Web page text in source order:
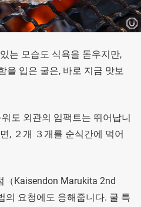
는 모습도 식욕을 돋우지만,
을 입은 굴은, 바로 지금 맛보
도 외관의 임팩트는 뛰어납니
, ２개 ３개를 순식간에 먹어
（Kaisendon Marukita 2nd
의 요청에도 응해줍니다. 굴 특